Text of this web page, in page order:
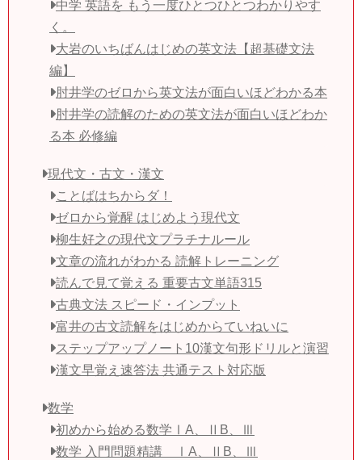
中学 英語を もう一度ひとつひとつわかりやす
く。
大岩のいちばんはじめの英文法【超基礎文法
編】
肘井学のゼロから英文法が面白いほどわかる本
肘井学の読解のための英文法が面白いほどわか
る本 必修編
現代文・古文・漢文
ことばはちからダ！
ゼロから覚醒 はじめよう現代文
柳生好之の現代文プラチナルール
文章の流れがわかる 読解トレーニング
読んで見て覚える 重要古文単語315
古典文法 スピード・インプット
富井の古文読解をはじめからていねいに
ステップアップノート10漢文句形ドリルと演習
漢文早覚え速答法 共通テスト対応版
数学
初めから始める数学ⅠA、ⅡB、Ⅲ
数学 入門問題精講 ⅠA、ⅡB、Ⅲ